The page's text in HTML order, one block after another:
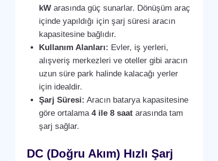
kW arasında güç sunarlar. Dönüşüm araç
içinde yapıldığı için şarj süresi aracın
kapasitesine bağlıdır.
Kullanım Alanları: Evler, iş yerleri,
alışveriş merkezleri ve oteller gibi aracın
uzun süre park halinde kalacağı yerler
için idealdir.
Şarj Süresi: Aracın batarya kapasitesine
göre ortalama4 ile 8 saat arasında tam
şarj sağlar.
DC (Doğru Akım) Hızlı Şarj